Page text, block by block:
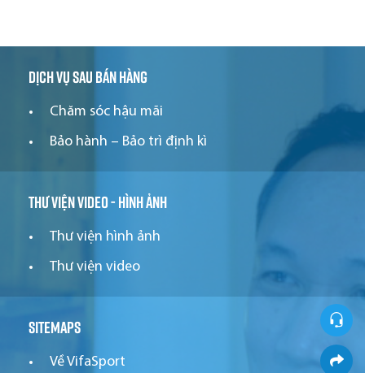
Dịch vụ sau bán hàng
Chăm sóc hậu mãi
Bảo hành – Bảo trì định kì
Thư viện video - hình ảnh
Thư viện hình ảnh
Thư viện video
Sitemaps
Về VifaSport